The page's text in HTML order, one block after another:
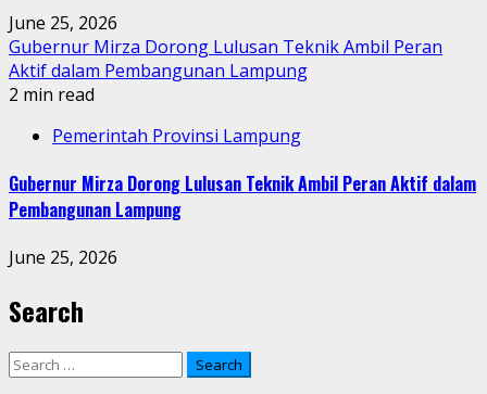
June 25, 2026
Gubernur Mirza Dorong Lulusan Teknik Ambil Peran
Aktif dalam Pembangunan Lampung
2 min read
Pemerintah Provinsi Lampung
Gubernur Mirza Dorong Lulusan Teknik Ambil Peran Aktif dalam
Pembangunan Lampung
June 25, 2026
Search
Search